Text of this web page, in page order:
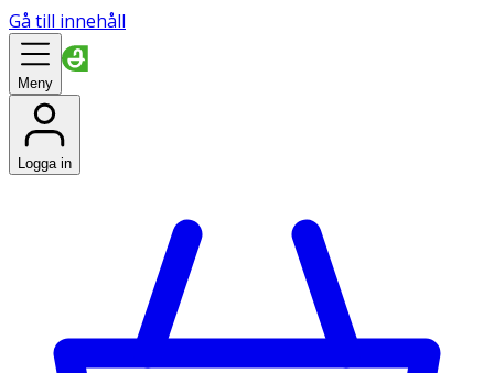
Gå till innehåll
Meny
Logga in